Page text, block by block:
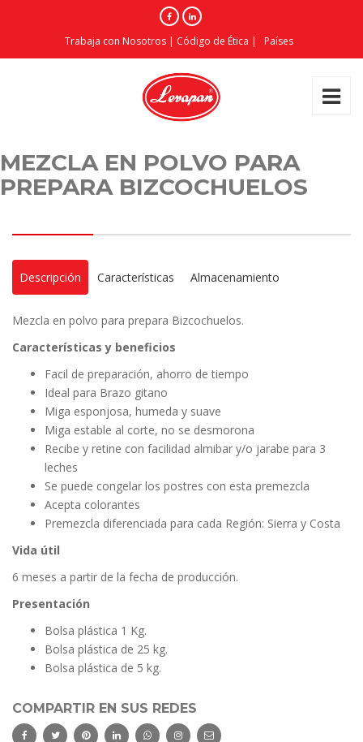
Trabaja con Nosotros | Código de Ética | Países
MEZCLA EN POLVO PARA
PREPARA BIZCOCHUELOS
Descripción Características Almacenamiento
Mezcla en polvo para prepara Bizcochuelos.
Características y beneficios
Facil de preparación, ahorro de tiempo
Ideal para Brazo gitano
Miga esponjosa, humeda y suave
Miga estable al corte, no se desmorona
Recibe y retine con facilidad almibar y/o jarabe para 3
leches
Se puede congelar los postres con esta premezcla
Acepta colorantes
Premezcla diferenciada para cada Región: Sierra y Costa
Vida útil
6 meses a partir de la fecha de producción.
Presentación
Bolsa plástica 1 Kg.
Bolsa plástica de 25 kg.
Bolsa plástica de 5 kg.
COMPARTIR EN SUS REDES